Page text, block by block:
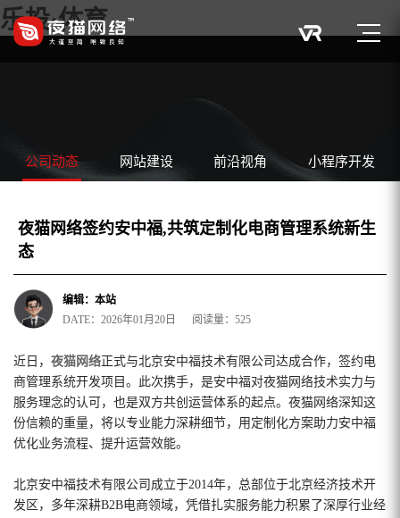
乐投·体育
公司动态 网站建设 前沿视角 小程序开发
夜猫网络签约安中福,共筑定制化电商管理系统新生
态
编辑：本站
DATE：2026年01月20日 阅读量：525
近日， 夜猫网络正式与北京安中福技术有限公司达成合作，签约电
商管理系统开发项目。此次携手，是安中福对夜猫网络技术实力与
服务理念的认可，也是双方共创运营体系的起点。夜猫网络深知这
份信赖的重量，将以专业能力深耕细节，用定制化方案助力安中福
优化业务流程、提升运营效能。
北京安中福技术有限公司成立于2014年，总部位于北京经济技术开
发区，多年深耕B2B电商领域，凭借扎实服务能力积累了深厚行业经